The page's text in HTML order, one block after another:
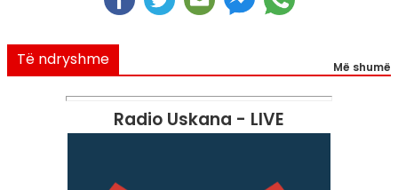
Të ndryshme Më shumë
Radio Uskana - LIVE